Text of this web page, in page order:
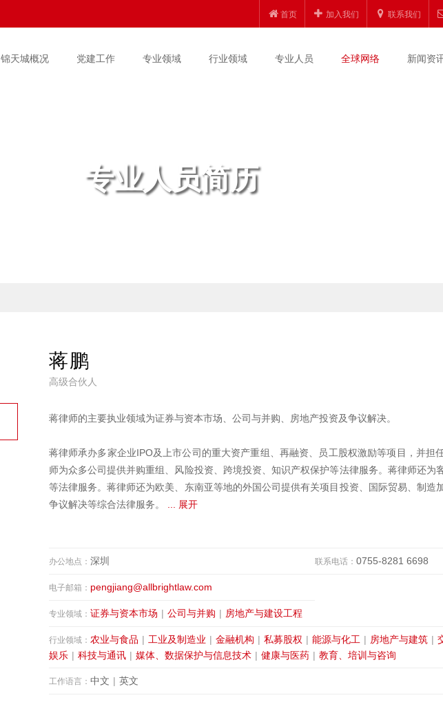
首页 加入我们 联系我们
锦天城概况 党建工作 专业领域 行业领域 专业人员 全球网络 新闻资
专业人员简历
蒋鹏
高级合伙人
蒋律师的主要执业领域为证券与资本市场、公司与并购、房地产投资及争议解决。
蒋律师承办多家企业IPO及上市公司的重大资产重组、再融资、员工股权激励等项目，并担
师为众多公司提供并购重组、风险投资、跨境投资、知识产权保护等法律服务。蒋律师还为
等法律服务。蒋律师还为欧美、东南亚等地的外国公司提供有关项目投资、国际贸易、制造
争议解决等综合法律服务。
... 展开
办公地点： 深圳 联系电话：0755-8281 6698
电子邮箱： pengjiang@allbrightlaw.com
专业领域： 证券与资本市场 | 公司与并购 | 房地产与建设工程
行业领域： 农业与食品 | 工业及制造业 | 金融机构 | 私募股权 | 能源与化工 | 房地产与建筑 |
娱乐 | 科技与通讯 | 媒体、数据保护与信息技术 | 健康与医药 | 教育、培训与咨询
工作语言： 中文 | 英文